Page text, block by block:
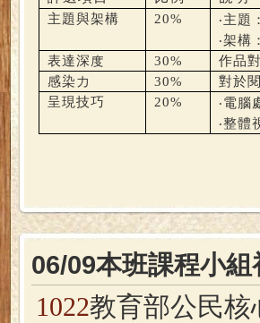
主題與架構 20% ‧主題
‧架構
表達深度
30%
作品
感染力
30%
對於
呈現技巧
20% ‧電腦
‧整體
06/09本班課程小
1022教育部公民核